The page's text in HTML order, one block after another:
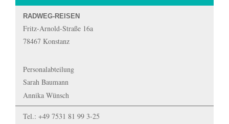
RADWEG-REISEN
Fritz-Arnold-Straße 16a
78467 Konstanz
Personalabteilung
Sarah Baumann
Annika Wünsch
Tel.: +49 7531 81 99 3-25